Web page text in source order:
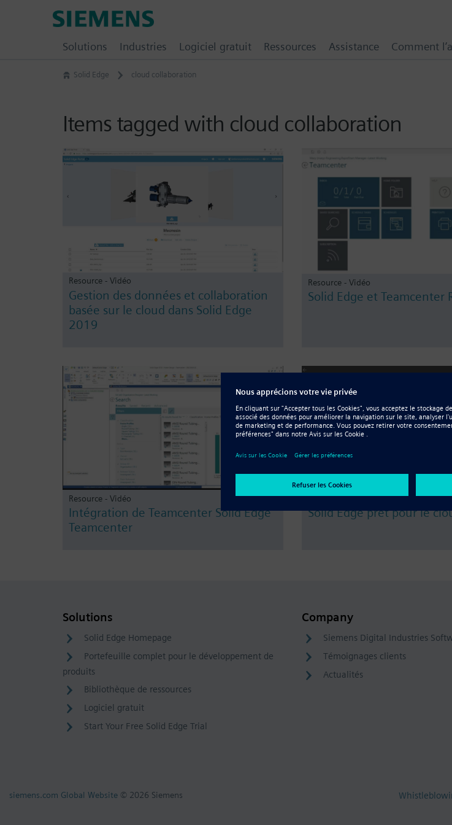
Solid Edge cloud collaboration
Items tagged with cloud collaboration
Resource - Vidéo
Gestion des données et collaboration
basée sur le cloud dans Solid Edge
2019
Resource - Vidéo
Solid Edge et Teamcenter
Resource - Vidéo
Intégration de Teamcenter Solid Edge
Teamcenter
Resource - Vidéo
Solid Edge prêt pour le
Solutions
Solid Edge Homepage
Portefeuille complet pour le développement de
produits
Bibliothèque de ressources
Logiciel gratuit
Start Your Free Solid Edge Trial
Company
Siemens Digital Industries
Témoignages clients
Actualités
siemens.com Global Website © 2026 Siemens
Industries
–
Life
Solutions Industries Logiciel gratuit Ressources Assistance Comment